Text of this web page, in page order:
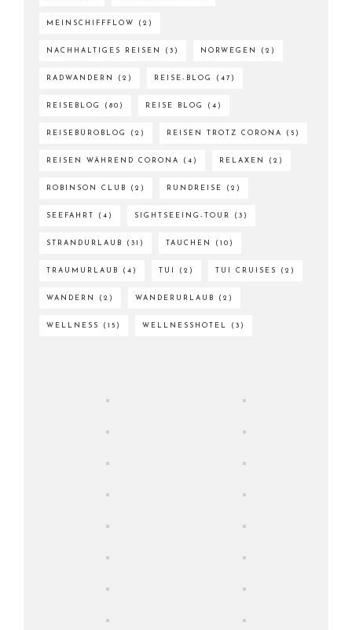
MEINSCHIFFFLOW (2)
NACHHALTIGES REISEN (3) NORWEGEN (2)
RADWANDERN (2) REISE-BLOG (47)
REISEBLOG (80) REISE BLOG (4)
REISEBÜROBLOG (2) REISEN TROTZ CORONA (5)
REISEN WÄHREND CORONA (4) RELAXEN (2)
ROBINSON CLUB (2) RUNDREISE (2)
SEEFAHRT (4) SIGHTSEEING-TOUR (3)
STRANDURLAUB (31) TAUCHEN (10)
TRAUMURLAUB (4) TUI (2) TUI CRUISES (2)
WANDERN (2) WANDERURLAUB (2)
WELLNESS (15) WELLNESSHOTEL (3)